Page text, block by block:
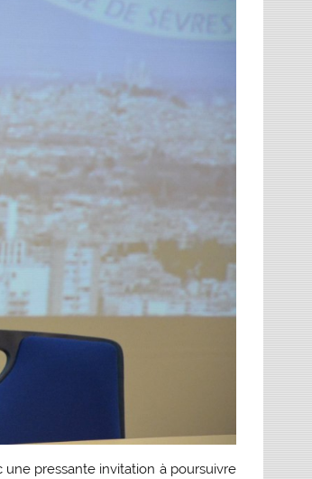
pressante invitation à poursuivre